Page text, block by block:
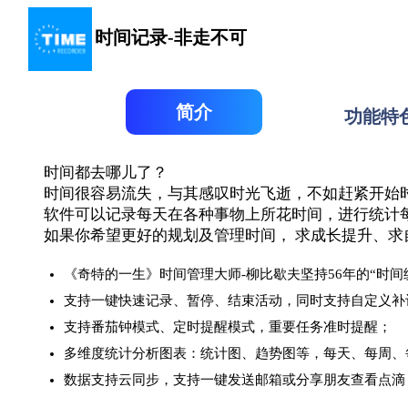
时间记录-非走不可
简介 功能特
时间都去哪儿了？
时间很容易流失，与其感叹时光飞逝，不如赶紧开
软件可以记录每天在各种事物上所花时间，进行统
如果你希望更好的规划及管理时间， 求成长提升、
《奇特的一生》时间管理大师-柳比歇夫坚持56年的“时
支持一键快速记录、暂停、结束活动，同时支持自定义
支持番茄钟模式、定时提醒模式，重要任务准时提醒；
多维度统计分析图表：统计图、趋势图等，每天、每周
数据支持云同步，支持一键发送邮箱或分享朋友查看点